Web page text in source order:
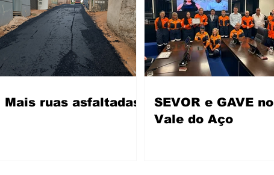
Mais ruas asfaltadas
SEVOR e GAVE no
Vale do Aço